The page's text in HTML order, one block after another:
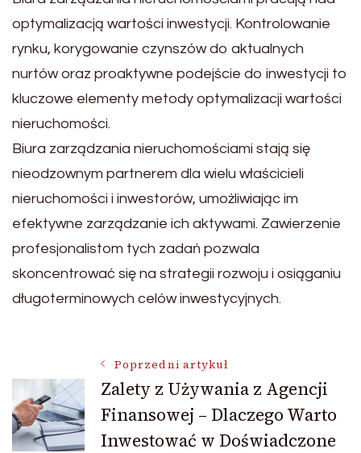
optymalizacją wartości inwestycji. Kontrolowanie
rynku, korygowanie czynszów do aktualnych
nurtów oraz proaktywne podejście do inwestycji to
kluczowe elementy metody optymalizacji wartości
nieruchomości.
Biura zarządzania nieruchomościami stają się
nieodzownym partnerem dla wielu właścicieli
nieruchomości i inwestorów, umożliwiając im
efektywne zarządzanie ich aktywami. Zawierzenie
profesjonalistom tych zadań pozwala
skoncentrować się na strategii rozwoju i osiąganiu
długoterminowych celów inwestycyjnych.
Nawigacja
wpisu
Poprzedni artykuł
Zalety z Używania z Agencji
Finansowej – Dlaczego Warto
Inwestować w Doświadczone